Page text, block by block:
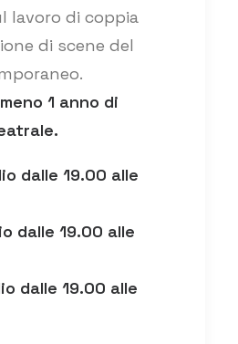
lavoro di coppia
di scene del
1 anno di
dalle 19.00 alle
dalle 19.00 alle
dalle 19.00 alle